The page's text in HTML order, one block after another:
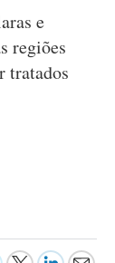
e
regiões
tratados